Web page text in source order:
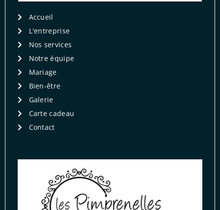
Accueil
L'entreprise
Nos services
Notre équipe
Mariage
Bien-être
Galerie
Carte cadeau
Contact